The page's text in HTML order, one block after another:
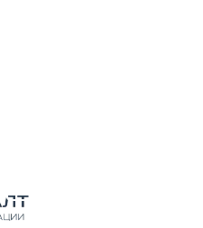
проверка
охраны
технического
для